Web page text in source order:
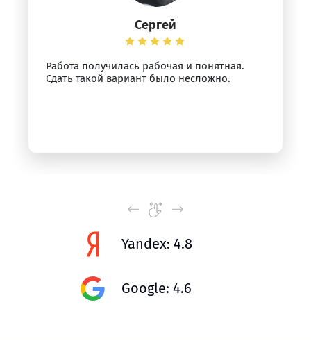
Сергей
Работа получилась рабочая и понятная.
Сдать такой вариант было несложно.
Yandex: 4.8
Google: 4.6